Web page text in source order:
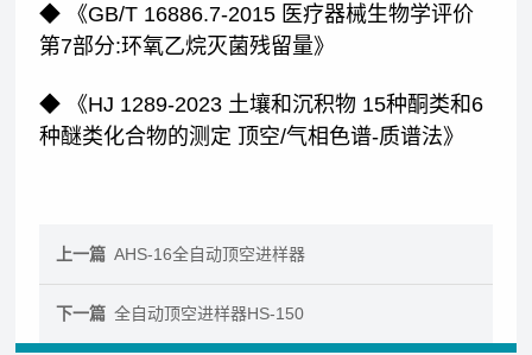
◆ 《GB/T 16886.7-2015 医疗器械生物学评价
第7部分:环氧乙烷灭菌残留量》
◆ 《HJ 1289-2023 土壤和沉积物 15种酮类和6
种醚类化合物的测定 顶空/气相色谱-质谱法》
上一篇 AHS-16全自动顶空进样器
下一篇 全自动顶空进样器HS-150